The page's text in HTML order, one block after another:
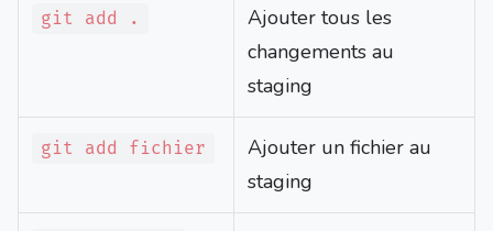
git add .
Ajouter tous les
changements au
staging
git add fichier
Ajouter un fichier au
staging